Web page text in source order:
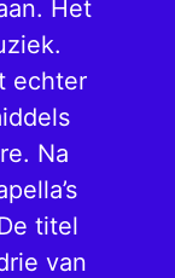
Het
echter
Na
titel
van